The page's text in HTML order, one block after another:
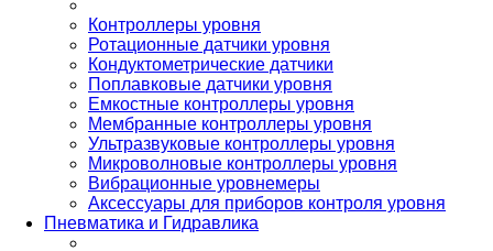
Контроллеры уровня
Ротационные датчики уровня
Кондуктометрические датчики
Поплавковые датчики уровня
Емкостные контроллеры уровня
Мембранные контроллеры уровня
Ультразвуковые контроллеры уровня
Микроволновые контроллеры уровня
Вибрационные уровнемеры
Аксессуары для приборов контроля уровня
Пневматика и Гидравлика